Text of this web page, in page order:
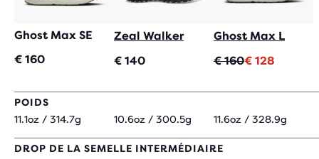
Ghost Max SE
€ 160
Zeal Walker
€ 140
Ghost Max L
Prix
€ 160
Prix
€ 128
POIDS
11.1oz / 314.7g
10.6oz / 300.5g 11.6oz / 328.9g
DROP DE LA SEMELLE INTERMÉDIAIRE